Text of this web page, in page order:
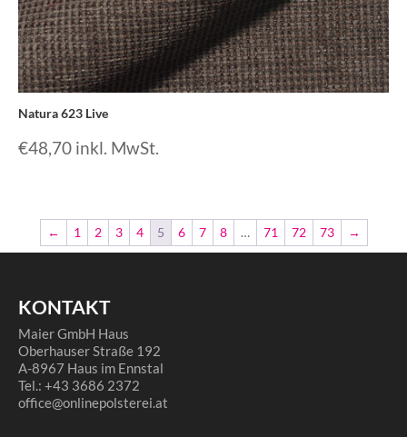
Natura 623 Live
€48,70 inkl. MwSt.
← 1 2 3 4 5 6 7 8 … 71 72 73 →
KONTAKT
Maier GmbH Haus
Oberhauser Straße 192
A-8967 Haus im Ennstal
Tel.: +43 3686 2372
office@onlinepolsterei.at